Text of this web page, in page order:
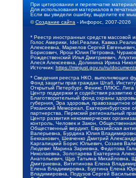
При цитировании и перепечатке
Для использования материалов в
Если вы увидели ошибку, выделите ее
©Создание сайта - Инфорос, 2007-2026
* Реестр иностранных средств массовой
Голос Америки, Idel.Реалии,
Алексеевна, Маркелов Сергей
Борисович, Ярош Юлия Петровна,
Рождественский Илья Дмитриевич,
Алеся Алексеевна, Долинина Ирина
Источник: https://minjust.gov.ru/ru/
* Сведения реестра НКО, выполняющих
Фонд защиты прав граждан Штаб,
Открытый Петербург, Феникс ПЛЮС, Лига
Центр поддержки и содействия
Благотворительный фонд охраны
губерния, Эра здоровья,
Рязанский Мемориал, Екатеринбургское
партнерства, Пермский региональный
Центр развития некоммерческих
контроль, Человек и Закон,
Общественный вердикт, Евразийская
Валерьевна, Бурдина Юлия
Бекханович, Шевченко Дмитрий
Каргалицкий Борис Юльевич, Созаев
Людевиг Марина Зариевна, Федотова
Николаевна, Золотарева Екатерина
Анатольевич, Щур Татьяна Михайловна,
Дмитриевна, Вититинова Елена
Елена Владимировна, Буртина Елена
Владимировна, Подузов Сергей